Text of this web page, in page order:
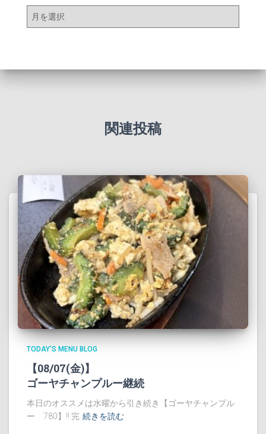
ア
関連投稿
TODAY'S MENU BLOG
【08/07(金)】
ゴーヤチャンプルー継続
本日のオススメは水曜から引き続き【ゴーヤチャンプル
ー 780】!! 完 続きを読む